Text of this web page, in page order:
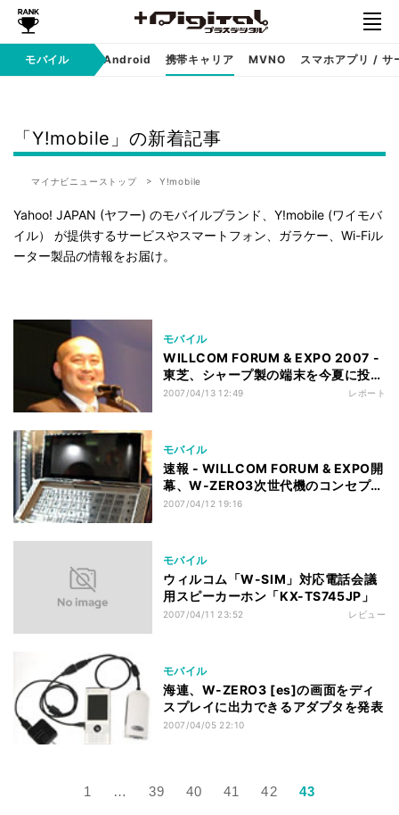
モバイル
iPhone Android 携帯キャリア MVNO スマホアプリ / サ
「Y!mobile」の新着記事
マイナビニューストップ Y!mobile
Yahoo! JAPAN (ヤフー) のモバイルブランド、Y!mobile (ワイモバ
イル） が提供するサービスやスマートフォン、ガラケー、Wi-Fiル
ーター製品の情報をお届け。
モバイル
WILLCOM FORUM & EXPO 2007 -
東芝、シャープ製の端末を今夏に投
入、07年度も攻勢強める - 喜久川社
2007/04/13 12:49 レポート
モバイル
速報 - WILLCOM FORUM & EXPO開
幕、W-ZERO3次世代機のコンセプト
モデル登場
2007/04/12 19:16
モバイル
ウィルコム「W-SIM」対応電話会議
用スピーカーホン「KX-TS745JP」
2007/04/11 23:52 レビュー
モバイル
海連、W-ZERO3 [es]の画面をディ
スプレイに出力できるアダプタを発表
2007/04/05 22:10
1 … 39 40 41 42 43